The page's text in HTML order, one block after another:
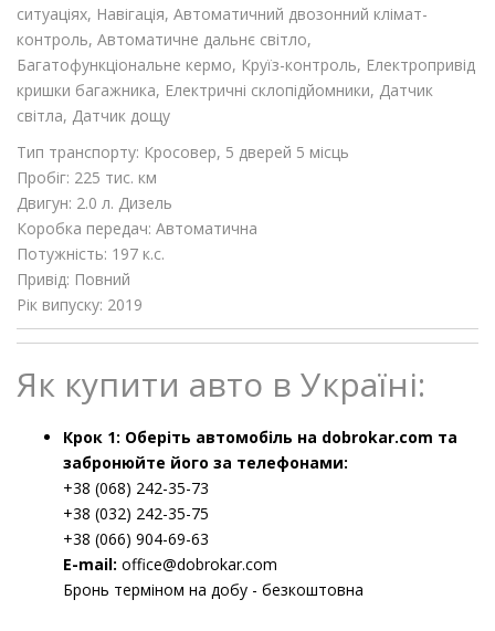
ситуаціях, Навігація, Автоматичний двозонний клімат-
контроль, Автоматичне дальнє світло,
Багатофункціональне кермо, Круїз-контроль, Електропривід
кришки багажника, Електричні склопідйомники, Датчик
світла, Датчик дощу
Тип транспорту: Кросовер, 5 дверей 5 місць
Пробіг: 225 тис. км
Двигун: 2.0 л. Дизель
Коробка передач: Автоматична
Потужність: 197 к.с.
Привід: Повний
Рік випуску: 2019
Як купити авто в Україні:
Крок 1: Оберіть автомобіль на dobrokar.com та
забронюйте його за телефонами:
+38 (068) 242-35-73
+38 (032) 242-35-75
+38 (066) 904-69-63
E-mail: office@dobrokar.com
Бронь терміном на добу - безкоштовна